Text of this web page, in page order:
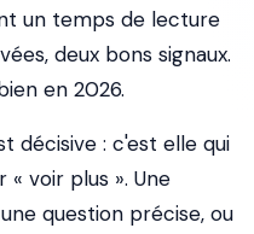
un temps de lecture
deux bons signaux.
en 2026.
décisive : c'est elle qui
« voir plus ». Une
question précise, ou